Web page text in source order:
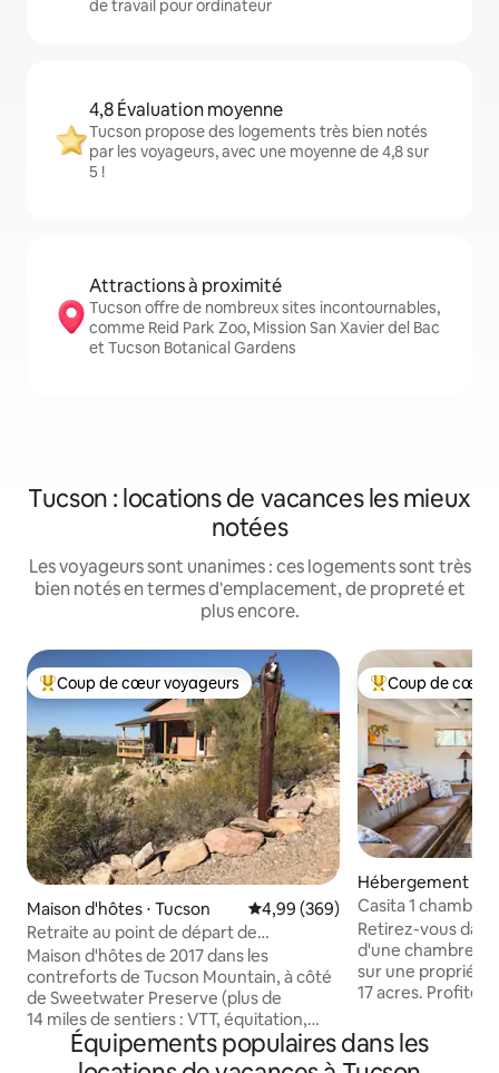
de travail pour ordinateur
4,8 Évaluation moyenne
Tucson propose des logements très bien notés
par les voyageurs, avec une moyenne de 4,8 sur
5 !
Attractions à proximité
Tucson offre de nombreux sites incontournables,
comme Reid Park Zoo, Mission San Xavier del Bac
et Tucson Botanical Gardens
Tucson : locations de vacances les mieux
notées
Les voyageurs sont unanimes : ces logements sont très
bien notés en termes d'emplacement, de propreté et
plus encore.
Coups de cœur voyageurs les plus appréciés
Coup de cœur voyageurs
Maison d'hôtes ⋅ Tucson Évaluation moyenne sur la
4,99 (369)
Retraite au point de départ de
randonnée dans le désert de Sonora
Maison d'hôtes de 2017 dans les
contreforts de Tucson Mountain, à côté
de Sweetwater Preserve (plus de
14 miles de sentiers : VTT, équitation,
course à pied et randonnée) ! Profitez
de la baignoire géante, du barbecue, des
Coups de cœur
Coup de cœur
Hébergement ⋅
Casita 1 chambre
contreforts
Retirez-vous
d'une chambre à
sur une propriété
17 acres. Profitez
complète avec
glaçons, d'un
Équipements populaires dans les